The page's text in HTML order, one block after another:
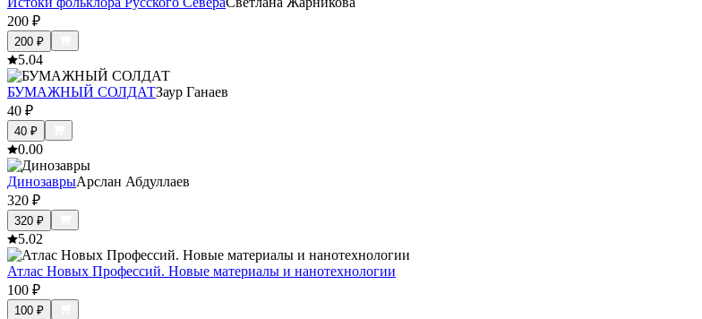
200 ₽
200 ₽
5.04
БУМАЖНЫЙ СОЛДАТЗаур Ганаев
40 ₽
40 ₽
0.00
ДинозаврыАрслан Абдуллаев
320 ₽
320 ₽
5.02
Атлас Новых Профессий. Новые материалы и нанотехнологии
100 ₽
100 ₽